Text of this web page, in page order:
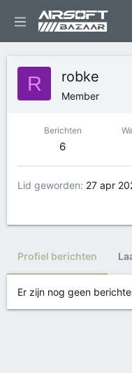
R robke
Member
Berichten
6
Lid geworden 27 apr
Profiel berichten
Er zijn nog geen